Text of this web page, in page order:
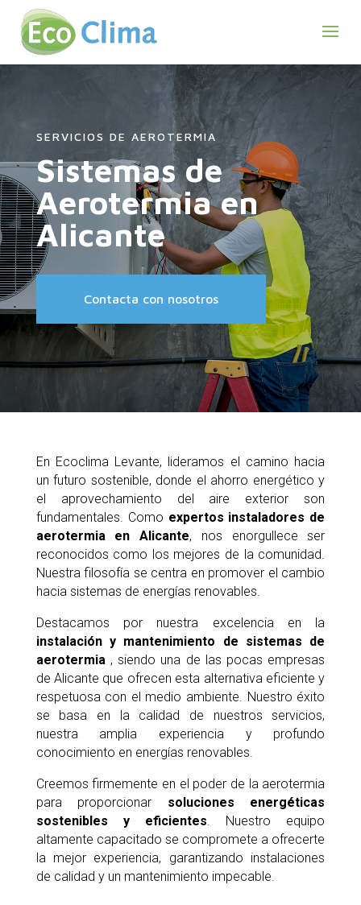
SERVICIOS DE AEROTERMIA
Sistemas de
Aerotermia en
Alicante
Contacta con nosotros
En Ecoclima Levante, lideramos el camino hacia
un futuro sostenible, donde el ahorro energético y
el aprovechamiento del aire exterior son
fundamentales. Como expertos instaladores de
aerotermia en Alicante, nos enorgullece ser
reconocidos como los mejores de la comunidad.
Nuestra filosofía se centra en promover el cambio
hacia sistemas de energías renovables.
Destacamos por nuestra excelencia en la
instalación y mantenimiento de sistemas de
aerotermia, siendo una de las pocas empresas
de Alicante que ofrecen esta alternativa eficiente y
respetuosa con el medio ambiente. Nuestro éxito
se basa en la calidad de nuestros servicios,
nuestra amplia experiencia y profundo
conocimiento en energías renovables.
Creemos firmemente en el poder de la aerotermia
para proporcionar soluciones energéticas
sostenibles y eficientes. Nuestro equipo
altamente capacitado se compromete a ofrecerte
la mejor experiencia, garantizando instalaciones
de calidad y un mantenimiento impecable.